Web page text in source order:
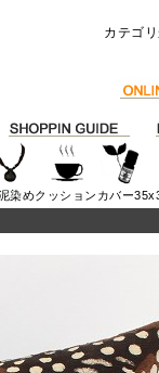
カテゴ
染めクッションカバー